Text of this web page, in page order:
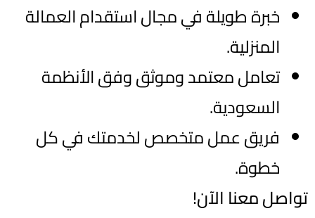
خبرة طويلة في مجال استقدام العمالة
المنزلية.
تعامل معتمد وموثق وفق الأنظمة
السعودية.
فريق عمل متخصص لخدمتك في كل
خطوة.
تواصل معنا الآن!